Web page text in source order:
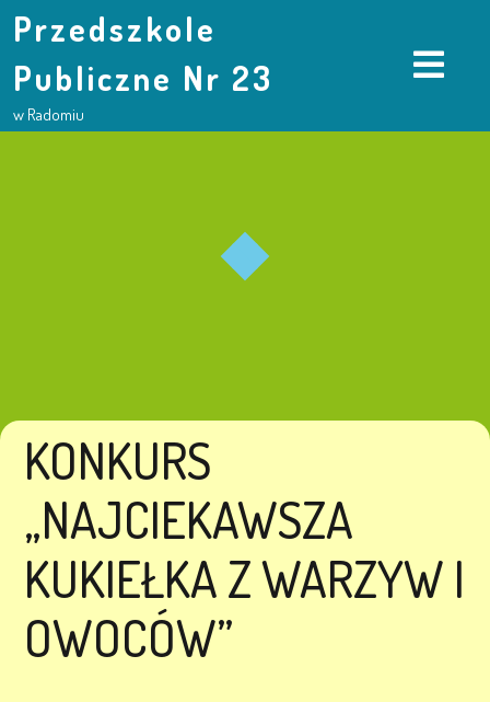
Przedszkole
Publiczne Nr 23
w Radomiu
KONKURS
„NAJCIEKAWSZA
KUKIEŁKA Z WARZYW I
OWOCÓW”